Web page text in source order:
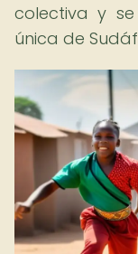
colectiva y
única de